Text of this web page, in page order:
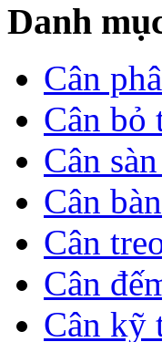
Danh
Cân
Cân bỏ
Cân
Cân
Cân
Cân
Cân kỹ